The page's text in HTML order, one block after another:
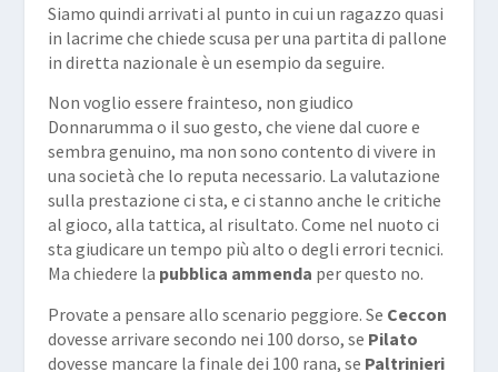
Siamo quindi arrivati al punto in cui un ragazzo quasi
in lacrime che chiede scusa per una partita di pallone
in diretta nazionale è un esempio da seguire.
Non voglio essere frainteso, non giudico
Donnarumma o il suo gesto, che viene dal cuore e
sembra genuino, ma non sono contento di vivere in
una società che lo reputa necessario. La valutazione
sulla prestazione ci sta, e ci stanno anche le critiche
al gioco, alla tattica, al risultato. Come nel nuoto ci
sta giudicare un tempo più alto o degli errori tecnici.
Ma chiedere la pubblica ammenda per questo no.
Provate a pensare allo scenario peggiore. Se Ceccon
dovesse arrivare secondo nei 100 dorso, se Pilato
dovesse mancare la finale dei 100 rana, se Paltrinieri